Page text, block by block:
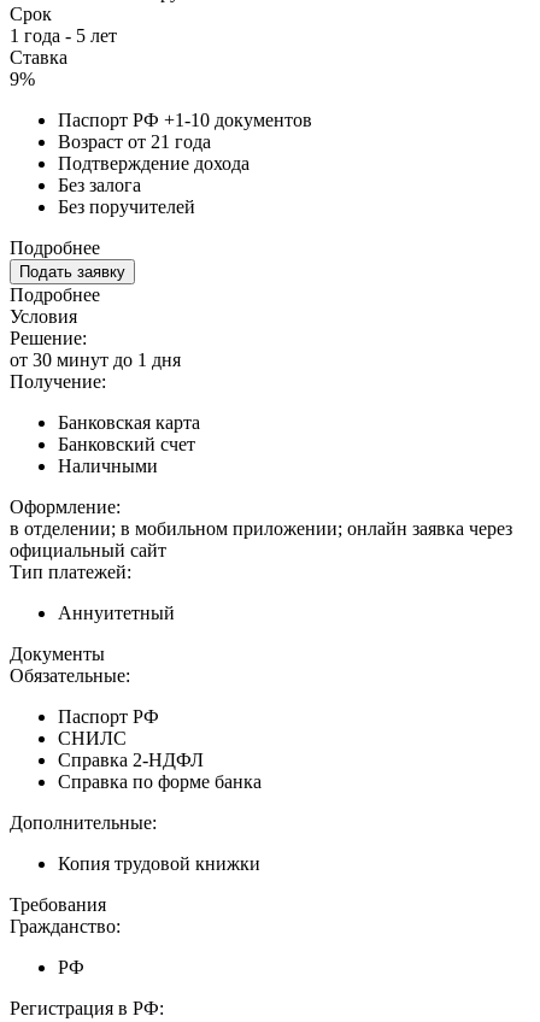
Срок
1 года - 5 лет
Ставка
9%
Паспорт РФ +1-10 документов
Возраст от 21 года
Подтверждение дохода
Без залога
Без поручителей
Подробнее
Подать заявку
Подробнее
Условия
Решение:
от 30 минут до 1 дня
Получение:
Банковская карта
Банковский счет
Наличными
Оформление:
в отделении; в мобильном приложении; онлайн заявка через
официальный сайт
Тип платежей:
Аннуитетный
Документы
Обязательные:
Паспорт РФ
СНИЛС
Справка 2-НДФЛ
Справка по форме банка
Дополнительные:
Копия трудовой книжки
Требования
Гражданство:
РФ
Регистрация в РФ: